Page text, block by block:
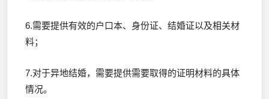
6.需要提供有效的户口本、身份证、结婚证以及相关材
料；
7.对于异地结婚，需要提供需要取得的证明材料的具体
情况。